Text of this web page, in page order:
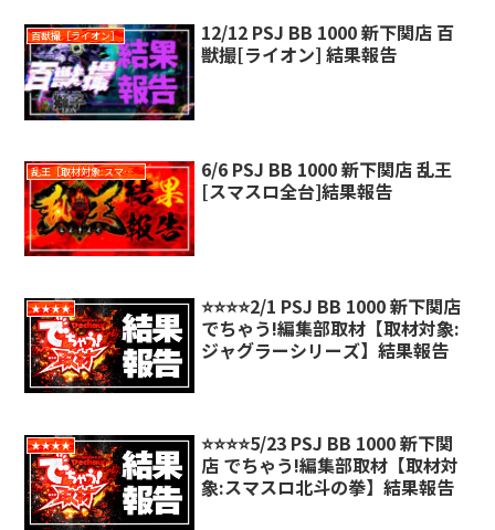
百獣撮［ライオン］
12/12 PSJ BB 1000 新下関店 百
獣撮[ライオン] 結果報告
乱王［取材対象:スマスロ全台］
6/6 PSJ BB 1000 新下関店 乱王
[スマスロ全台]結果報告
★★★★
⭐️⭐️⭐️⭐️2/1 PSJ BB 1000 新下関店
でちゃう!編集部取材【取材対象:
ジャグラーシリーズ】結果報告
★★★★
⭐️⭐️⭐️⭐️5/23 PSJ BB 1000 新下関
店 でちゃう!編集部取材【取材対
象:スマスロ北斗の拳】結果報告